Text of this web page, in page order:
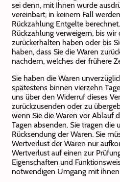
sei denn, mit Ihnen wurde
vereinbart; in keinem Fall
Rückzahlung Entgelte
Rückzahlung verweigern, bis wir
zurückerhalten haben oder bis
haben, dass Sie die Waren
nachdem, welches der frühere
Sie haben die Waren
spätestens binnen vierzehn
uns über den Widerruf dieses
zurückzusenden oder zu
wenn Sie die Waren vor Ablauf
Tagen absenden. Sie tragen die
Rücksendung der Waren. Sie
Wertverlust der Waren nur
Wertverlust auf einen zur
Eigenschaften und
notwendigen Umgang mit